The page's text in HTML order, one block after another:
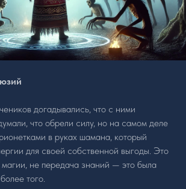
догадывались, что с ними
что обрели силу, но на самом деле
в руках шамана, который
для своей собственной выгоды. Это
не передача знаний — это была
того.